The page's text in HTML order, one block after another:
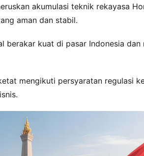
akumulasi teknik rekayasa
aman dan stabil.
berakar kuat di pasar Indonesia dan
mengikuti persyaratan regulasi